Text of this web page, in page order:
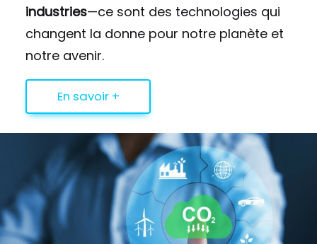
industries—ce sont des technologies qui
changent la donne pour notre planète et
notre avenir.
En savoir +